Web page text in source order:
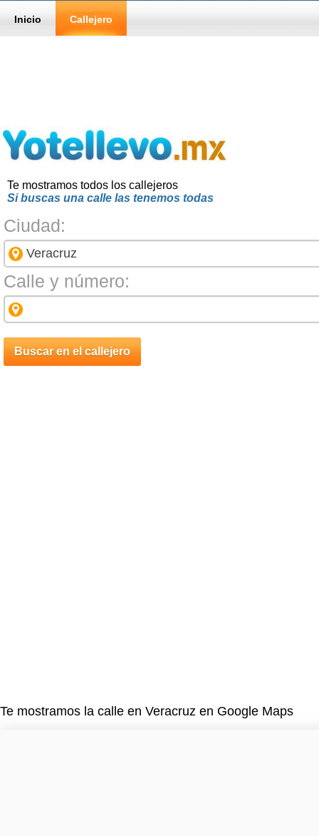
Inicio Callejero
Te mostramos todos los callejeros
Si buscas una calle las tenemos todas
Ciudad:
Calle y número:
Te mostramos la calle en Veracruz en Google Maps